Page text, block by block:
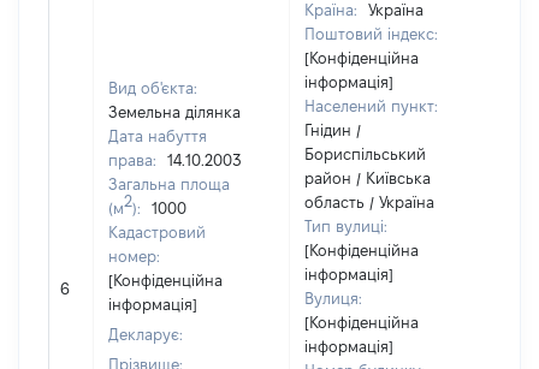
6
Вид об'єкта:
Земельна ділянка
Дата набуття
права:
14.10.2003
Загальна площа
(м2):
1000
Кадастровий
номер:
[Конфіденційна
інформація]
Декларує:
Прізвище:
Країна:
Україна
Поштовий індекс:
[Конфіденційна
інформація]
Населений пункт:
Гнідин /
Бориспільський
район / Київська
область / Україна
Тип вулиці:
[Конфіденційна
інформація]
Вулиця:
[Конфіденційна
інформація]